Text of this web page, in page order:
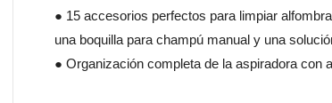
● 15 accesorios perfectos para limpiar
una boquilla para champú manual y una
● Organización completa de la aspiradora